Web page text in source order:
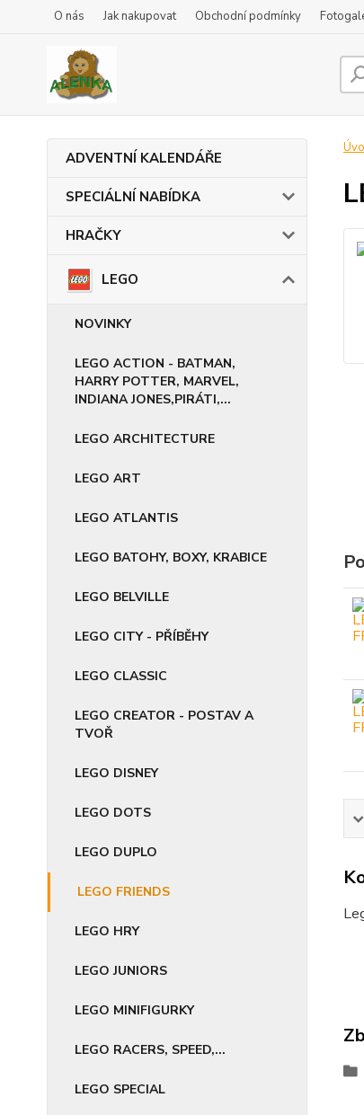
O nás Jak nakupovat Obchodní podmínky
ADVENTNÍ KALENDÁŘE
SPECIÁLNÍ NABÍDKA
HRAČKY
LEGO
NOVINKY
LEGO ACTION - BATMAN,
HARRY POTTER, MARVEL,
INDIANA JONES,PIRÁTI,...
LEGO ARCHITECTURE
LEGO ART
LEGO ATLANTIS
LEGO BATOHY, BOXY, KRABICE
LEGO BELVILLE
LEGO CITY - PŘÍBĚHY
LEGO CLASSIC
LEGO CREATOR - POSTAV A
TVOŘ
LEGO DISNEY
LEGO DOTS
LEGO DUPLO
LEGO FRIENDS
LEGO HRY
LEGO JUNIORS
LEGO MINIFIGURKY
LEGO RACERS, SPEED,...
LEGO SPECIAL